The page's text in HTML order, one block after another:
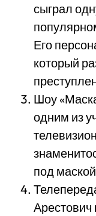
сыграл
Его
который
Шоу
одним из
под
Арестович